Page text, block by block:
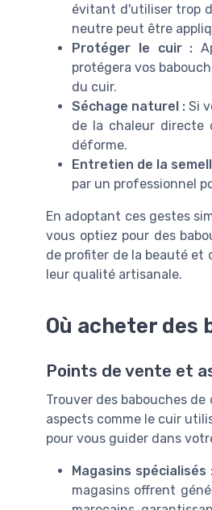
évitant d'utiliser trop
neutre peut être
Protéger le cuir :
protégera vos
du cuir.
Séchage naturel : Si
de la chaleur directe
déforme.
Entretien de la
par un professionnel
En adoptant ces gestes
vous optiez pour des
de profiter de la beauté
leur qualité artisanale.
Où acheter des
Points de vente et
Trouver des babouches
aspects comme le cuir
pour vous guider dans
Magasins spécialisés
magasins offrent